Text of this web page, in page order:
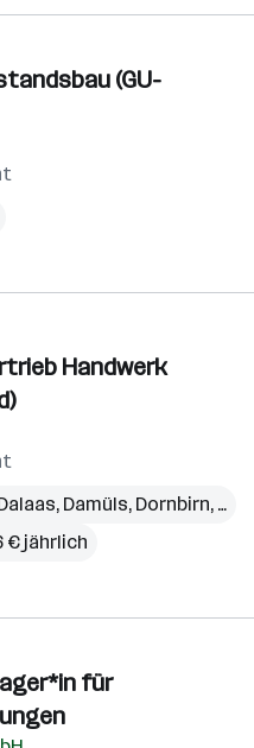
(GU-
Handwerk
, Damüls, Dornbirn, Egg
€ jährlich
für